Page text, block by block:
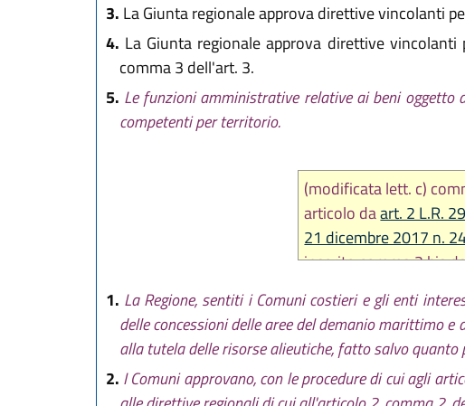
3. La Giunta regionale approva direttive vincolanti
4. La Giunta regionale approva direttive
comma 3 dell'art. 3.
5. Le funzioni amministrative relative ai beni oggetto
competenti per territorio.
(modificata lett. c)
articolo daart. 2 L.R.
21 dicembre 2017 n.
inserito comma 2 bis
1. La Regione, sentiti i Comuni costieri e gli enti
delle concessioni delle aree del demanio marittimo
alla tutela delle risorse alieutiche, fatto salvo quanto
2. I Comuni approvano, con le procedure di cui agli